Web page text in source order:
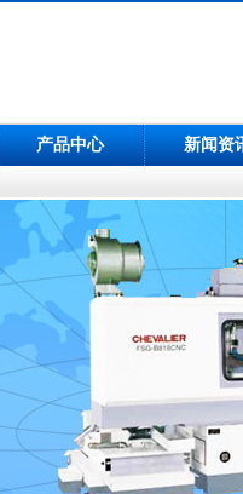
产品中心 新闻资